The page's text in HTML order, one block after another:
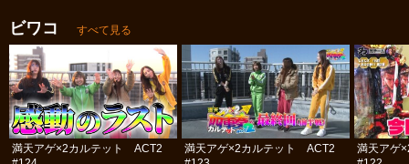
ビワコ すべて見る
満天アゲ×2カルテット ACT2
満天アゲ×2カルテット ACT2
満天アゲ